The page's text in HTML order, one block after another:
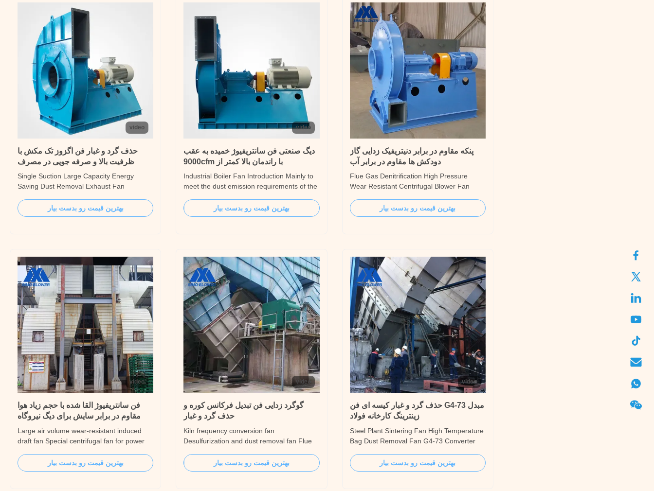
پنکه مقاوم در برابر دنیتریفیک زدایی گاز
دودکش ها مقاوم در برابر آب
Flue Gas Denitrification High Pressure
Wear Resistant Centrifugal Blower Fan
can output high gas pressure, suitable for
conveying normal or high temperature
بهترین قیمت رو بدست بیار
video
دیگ صنعتی فن سانتریفیوژ خمیده به عقب
با راندمان بالا کمتر از 9000cfm
Industrial Boiler Fan Introduction Mainly to
meet the dust emission requirements of the
equipment, improve the workshop
environment, to ensure that the dust
بهترین قیمت رو بدست بیار
video
حذف گرد و غبار فن اگزوز تک مکش با
ظرفیت بالا و صرفه جویی در مصرف
انرژی
Single Suction Large Capacity Energy
Saving Dust Removal Exhaust Fan
fan can output high gas pressure, suitable
for conveying normal or high temperature
بهترین قیمت رو بدست بیار
video
مبدل G4-73 حذف گرد و غبار کیسه ای فن
زینترینگ کارخانه فولاد
Steel Plant Sintering Fan High Temperature
Bag Dust Removal Fan G4-73 Converter
converter induced draft fan has high gas
temperature and high dust content, which
بهترین قیمت رو بدست بیار
video
گوگرد زدایی فن تبدیل فرکانس کوره و
حذف گرد و غبار
Kiln frequency conversion fan
Desulfurization and dust removal fan Flue
Lots of blower fans that work in dust
collector and air purification systems need
بهترین قیمت رو بدست بیار
video
فن سانتریفیوژ القا شده با حجم زیاد هوا
مقاوم در برابر سایش برای دیگ نیروگاه
Large air volume wear-resistant induced
draft fan Special centrifugal fan for power
BLOWER has served in power generation
industry for long time. Whether used for
بهترین قیمت رو بدست بیار